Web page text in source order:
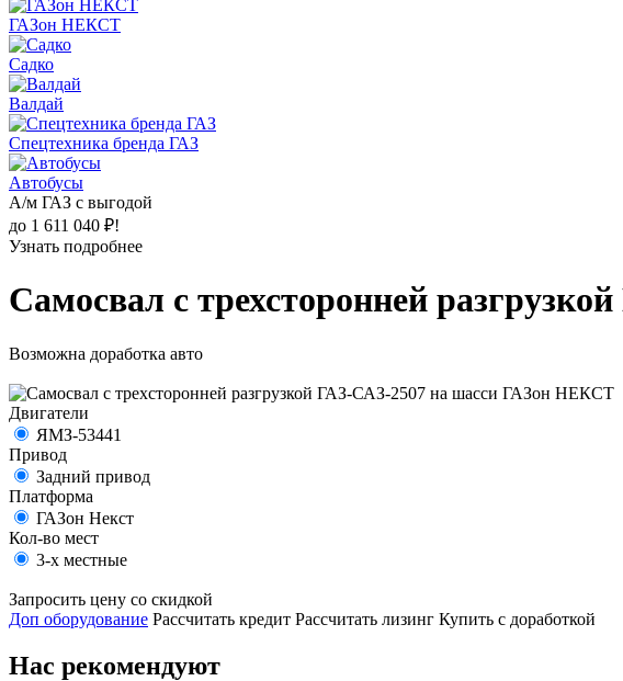
ГАЗон НЕКСТ
Садко
Валдай
Спецтехника бренда ГАЗ
Автобусы
А/м ГАЗ с выгодой
до 1 611 040 ₽!
Узнать подробнее
Самосвал с трехсторонней
Возможна доработка авто
Двигатели
ЯМЗ-53441
Привод
Задний привод
Платформа
ГАЗон Некст
Кол-во мест
3-х местные
Запросить цену со скидкой
Доп оборудование Рассчитать кредит Рассчитать лизинг Купить с доработкой
Нас рекомендуют